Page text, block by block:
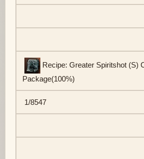
Recipe: Greater Spiritshot (S)
Package(100%)
1/8547